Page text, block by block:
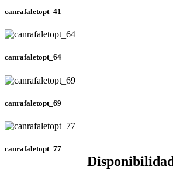
canrafaletopt_41
canrafaletopt_64
canrafaletopt_69
canrafaletopt_77
Disponibilidad